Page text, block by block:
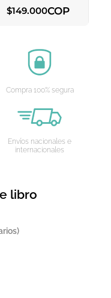
$149.000COP
Compra 100% segura
Envíos nacionales e
internacionales
libro